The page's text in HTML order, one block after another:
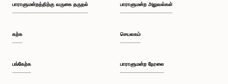
பாராளுமன்றத்திற்கு வருகை தருதல்
கற்க
பங்கேற்க
பாராளுமன்ற அலுவல்கள்
செயலகம்
பாராளுமன்ற நேரலை